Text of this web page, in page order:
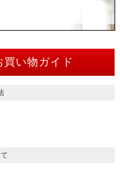
い物ガイド